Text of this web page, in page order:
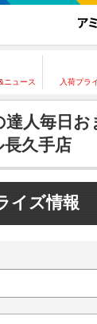
ニュース 入荷プラ
人毎日お
久手店
イズ情報